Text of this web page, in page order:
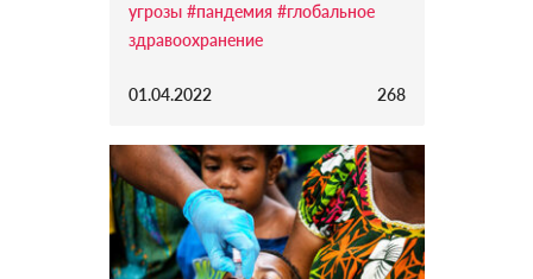
угрозы #пандемия #глобальное
здравоохранение
01.04.2022 268